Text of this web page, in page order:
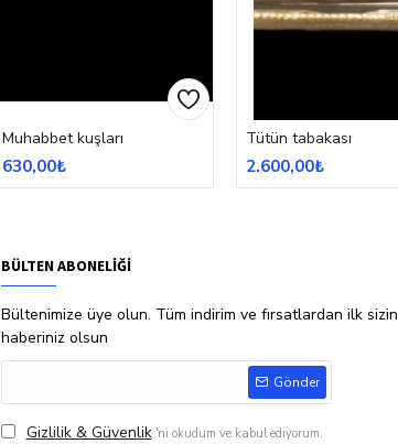
Muhabbet kuşları
630,00₺
Tütün tabakası
2.600,00₺
BÜLTEN ABONELİĞİ
Bültenimize üye olun. Tüm indirim ve fırsatlardan ilk sizin
haberiniz olsun
Gönder
Gizlilik & Güvenlik 'ni okudum ve kabul ediyorum.